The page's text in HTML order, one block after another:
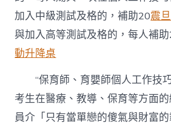
加入中級測試及格的，補助20震
與加入高等測試及格的，每人補助
動升降桌
“保育師、育嬰師個人工作技
考生在醫療、教導、保育等方面
員介「只有當單戀的傻氣與財富